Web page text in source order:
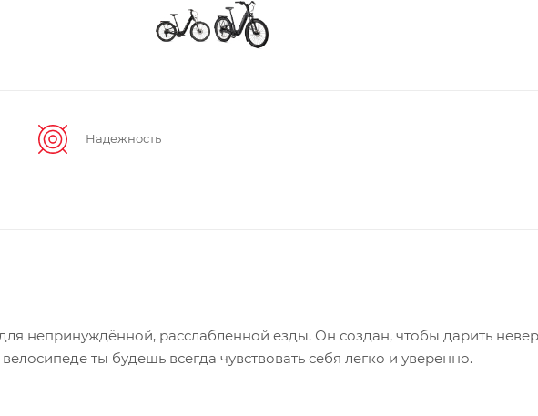
Надежность
непринуждённой, расслабленной езды. Он создан, чтобы дарить
ты будешь всегда чувствовать себя легко и уверенно.